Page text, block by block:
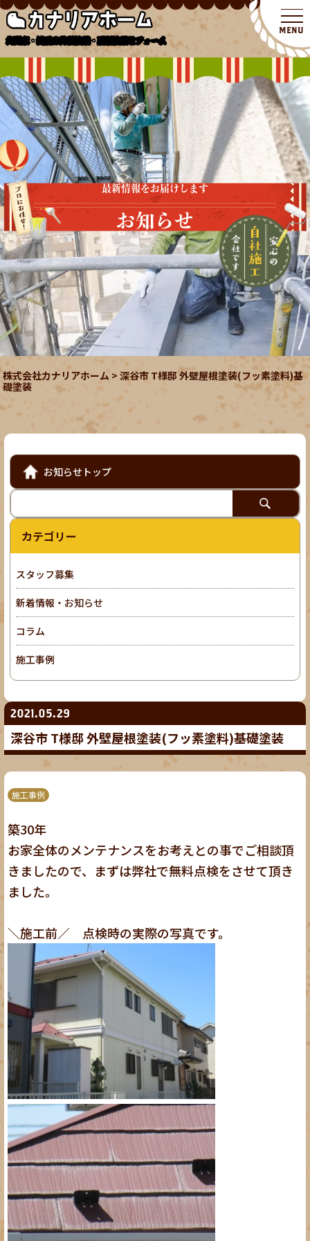
北関東・埼玉の外壁塗装・屋根塗装リフォーム
最新情報をお届けします
お知らせ
株式会社カナリアホーム >深谷市 T様邸 外壁屋根塗装(フッ素塗料)基
礎塗装
2021.05.29
深谷市 T様邸 外壁屋根塗装(フッ素塗料)基礎塗装
施工事例
築30年
お家全体のメンテナンスをお考えとの事でご相談頂
きましたので、まずは弊社で無料点検をさせて頂き
ました。
＼施工前／ 点検時の実際の写真です。
お知らせトップ
カテゴリー
スタッフ募集
新着情報・お知らせ
コラム
施工事例